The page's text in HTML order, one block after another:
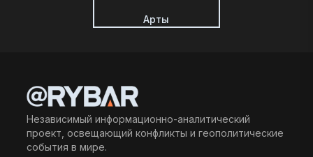
Арты
Независимый информационно-аналитический
проект, освещающий конфликты и геополитические
события в мире.